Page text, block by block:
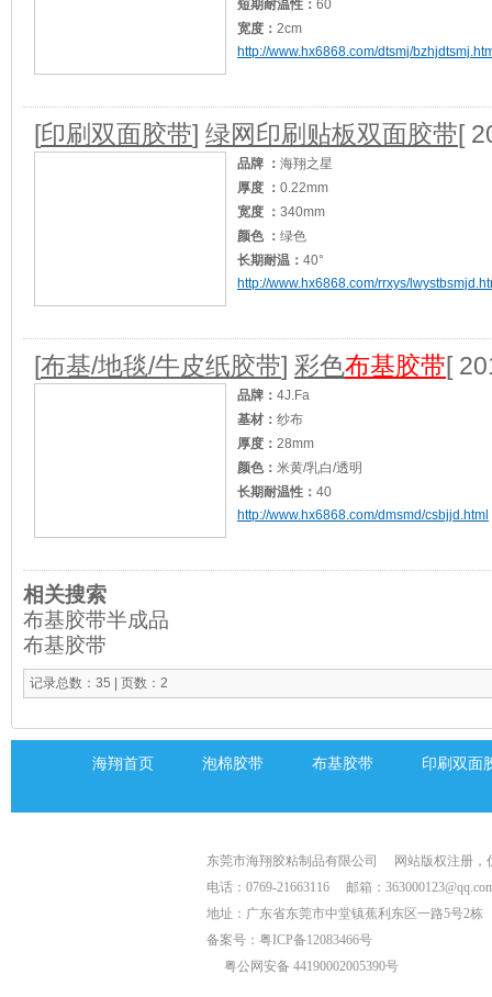
短期耐温性： 60
宽度： 2cm
颜色：黄胶乳白透明
适用范围：重型包装/[查看]
http://www.hx6868.com/dtsmj/
[印刷双面胶带] 绿网印刷贴板双面胶带[
品牌 ： 海翔之星
厚度 ： 0.22mm
宽度 ： 340mm
颜色 ： 绿色
长期耐温： 40°
短期耐温：60°
http://www.hx6868.com/rrxys/
[布基/地毯/牛皮纸胶带] 彩色布基胶带[
品牌： 4J.Fa
基材： 纱布
厚度： 28mm
颜色： 米黄/乳白/透明
长期耐温性： 40
短期耐温性：50
http://www.hx6868.com/dmsmd/csbjjd.html
相关搜索
布基胶带半成品
布基胶带
记录总数：35 | 页数：2
海翔首页 泡棉胶带 布基胶带 印刷双面
东莞市海翔胶粘制品有限公司
网站版权注册，
电话：0769-21663116
邮箱：
地址：广东省东莞市中堂镇蕉利东区一路5号2栋
备案号： 粤ICP备12083466号
粤公网安备 44190002005390号